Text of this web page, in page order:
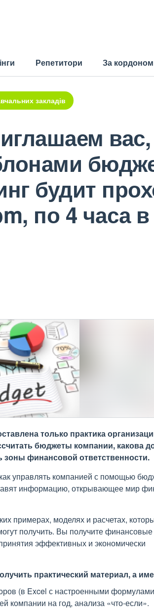
Репетитори За кордоном
закладів
будит
по 4 часа
только практика
бюджеты компании, какова
зоны финансовой ответственности.
управлять компанией с помощью
информацию, открывающее мир
примерах, моделях и расчетах,
получить. Вы получите финансовые
эффективных и экономически
практический материал, а
(в Excel с настроенными
компании на год, анализа «что-если».